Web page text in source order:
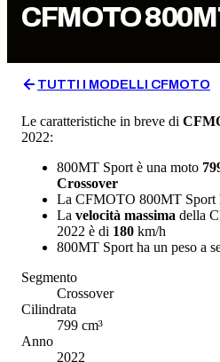
CFMOTO
TUTTI I MODELLI CFMOTO
Le caratteristiche in breve di
2022:
800MT Sport è una moto
Crossover
La CFMOTO 800MT Sport
La velocità massima della
2022 è di 180 km/h
800MT Sport ha un peso a
Segmento
Crossover
Cilindrata
799 cm³
Anno
2022